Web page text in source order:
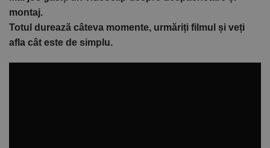
montaj.
Totul durează câteva momente, urmăriți filmul și veți
afla cât este de simplu.